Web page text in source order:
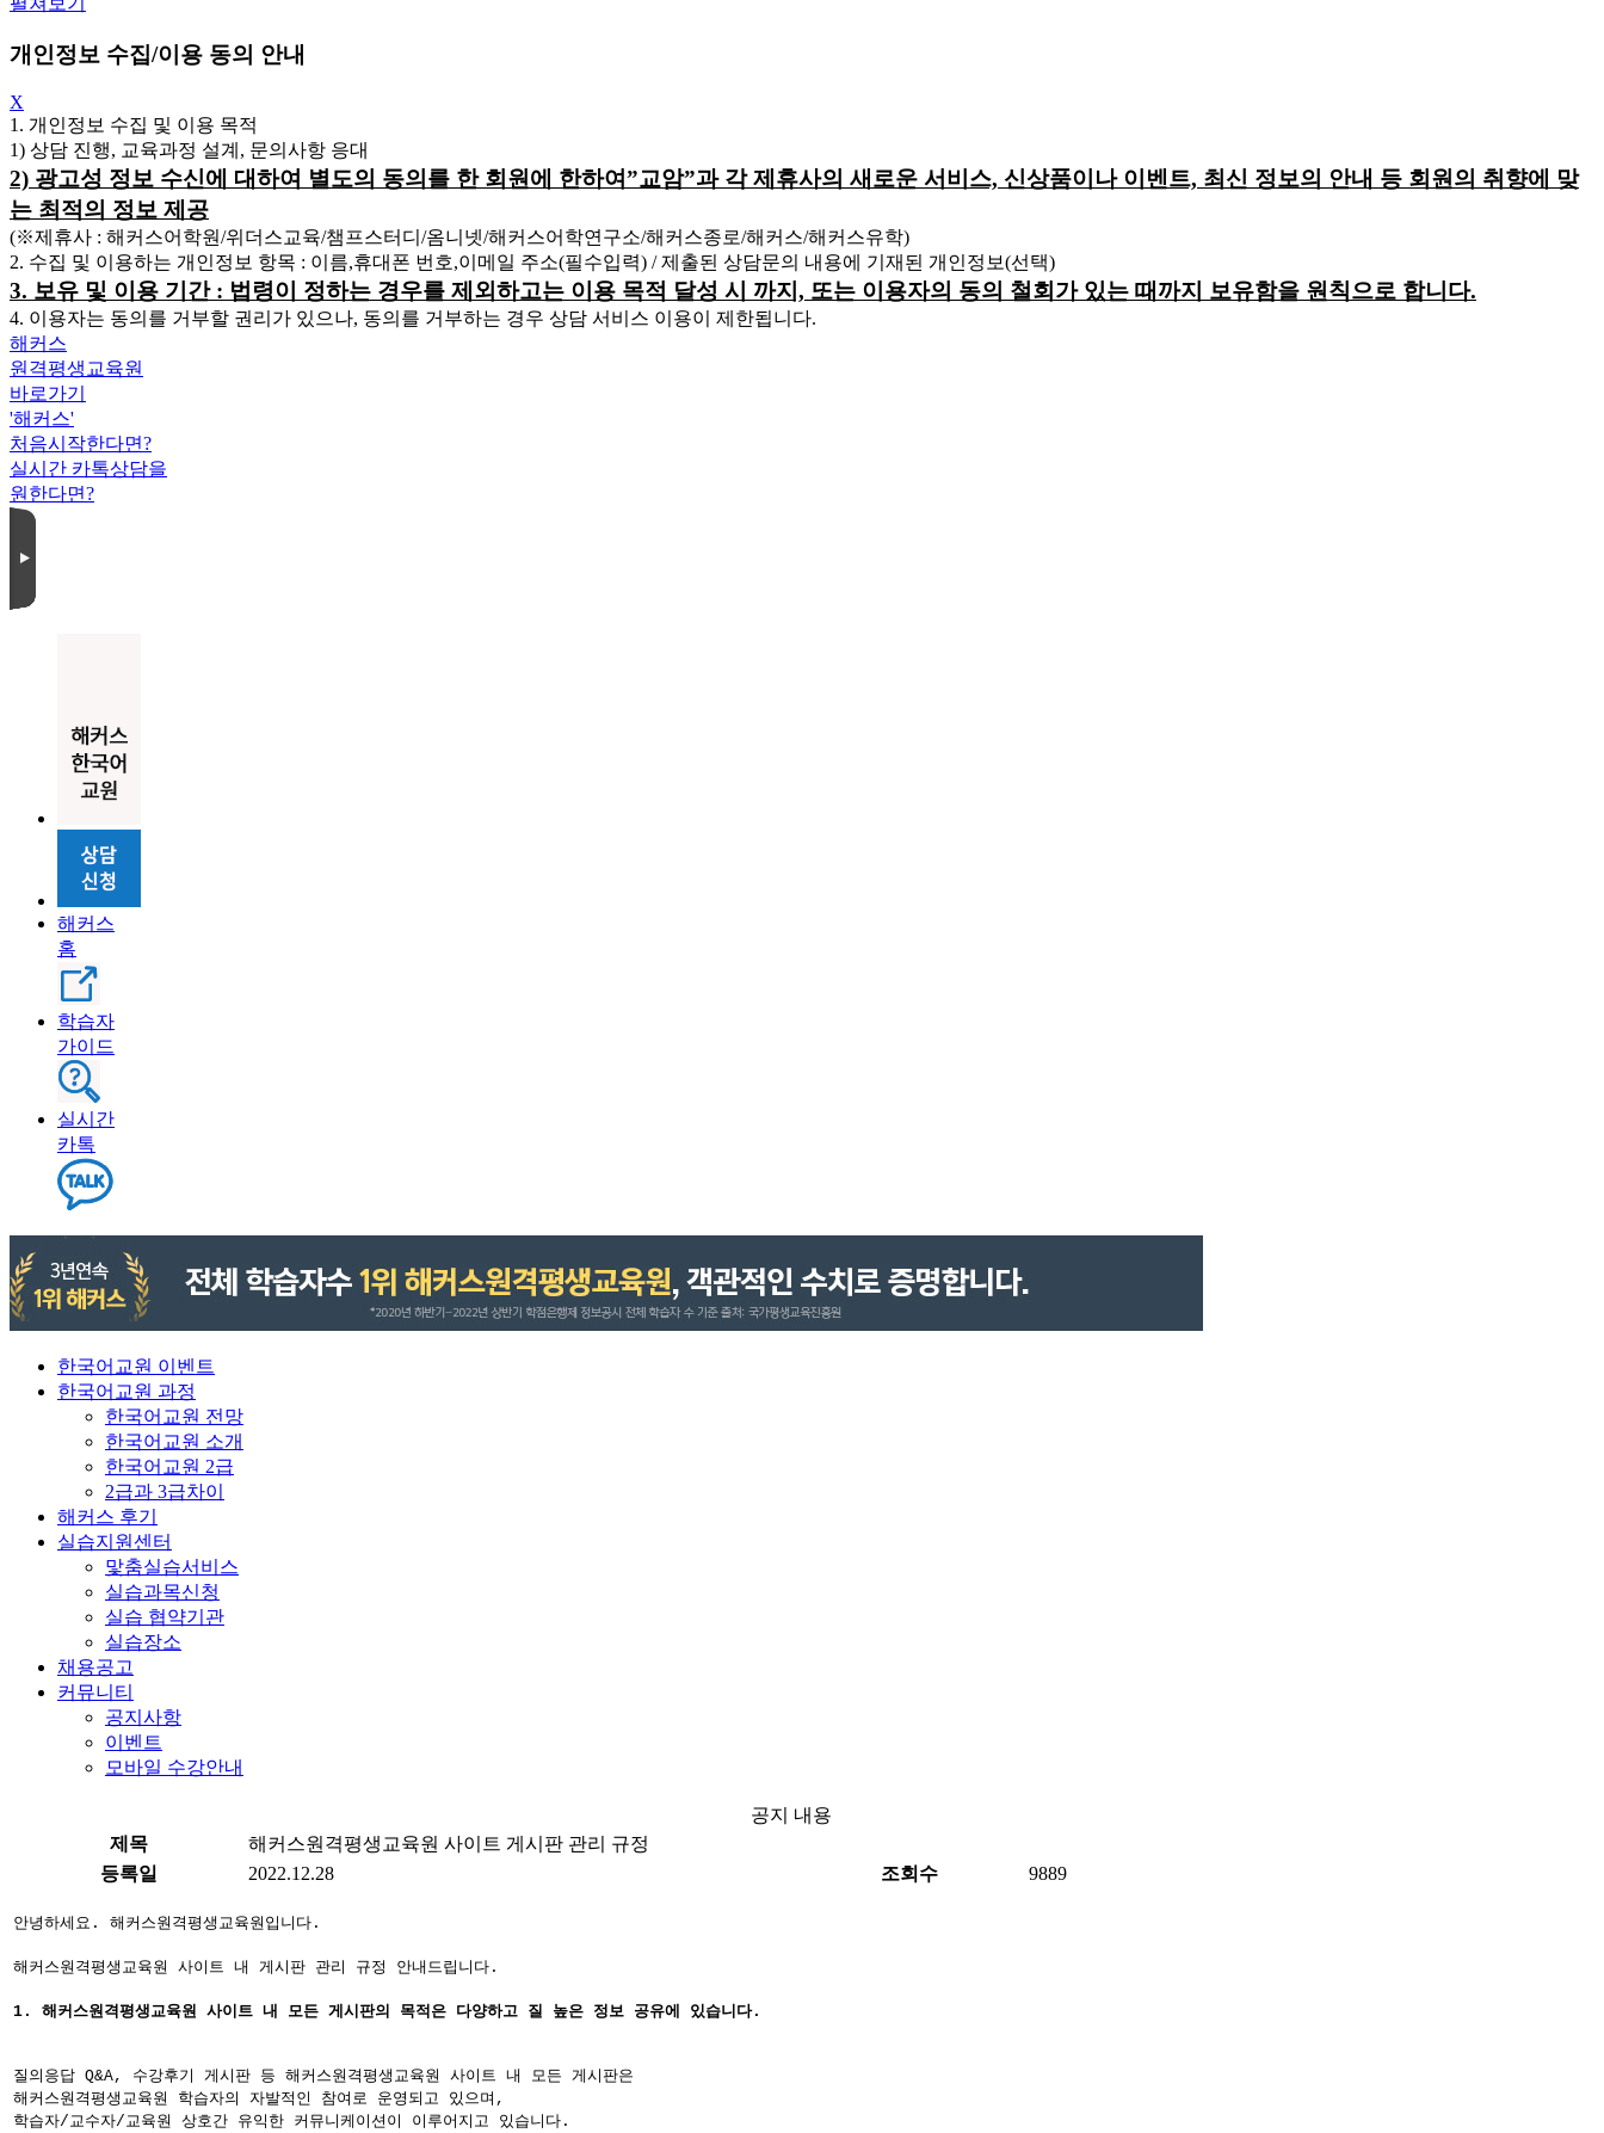
개인정보 수집/이용 동의 안내
X
1. 개인정보 수집 및 이용 목적
1) 상담 진행, 교육과정 설계, 문의사항 응대
2) 광고성 정보 수신에 대하여 별도의 동의를 한 회원에 한하여”교암”과 각 제휴사의 새로운 서비스, 신상품이나 이벤트, 최신 정보의 안내 등 회원의 취향에 맞
는 최적의 정보 제공
(※제휴사 : 해커스어학원/위더스교육/챔프스터디/옴니넷/해커스어학연구소/해커스종로/해커스/해커스유학)
2. 수집 및 이용하는 개인정보 항목 : 이름,휴대폰 번호,이메일 주소(필수입력) / 제출된 상담문의 내용에 기재된 개인정보(선택)
3. 보유 및 이용 기간 : 법령이 정하는 경우를 제외하고는 이용 목적 달성 시 까지, 또는 이용자의 동의 철회가 있는 때까지 보유함을 원칙으로 합니다.
4. 이용자는 동의를 거부할 권리가 있으나, 동의를 거부하는 경우 상담 서비스 이용이 제한됩니다.
해커스
원격평생교육원
바로가기
'해커스'
처음시작한다면?
실시간 카톡상담을
원한다면?
해커스
홈
학습자
가이드
실시간
카톡
한국어교원 이벤트
한국어교원 과정
한국어교원 전망
한국어교원 소개
한국어교원 2급
2급과 3급차이
해커스 후기
실습지원센터
맟춤실습서비스
실습과목신청
실습 협약기관
실습장소
채용공고
커뮤니티
공지사항
이벤트
모바일 수강안내
공지 내용
제목
해커스원격평생교육원 사이트 게시판 관리 규정
등록일
2022.12.28 조회수 9889
안녕하세요. 해커스원격평생교육원입니다.
해커스원격평생교육원 사이트 내 게시판 관리 규정 안내드립니다.
1. 해커스원격평생교육원 사이트 내 모든 게시판의 목적은 다양하고 질 높은 정보 공유에 있습니다.
질의응답 Q&A, 수강후기 게시판 등 해커스원격평생교육원 사이트 내 모든 게시판은
해커스원격평생교육원 학습자의 자발적인 참여로 운영되고 있으며,
학습자/교수자/교육원 상호간 유익한 커뮤니케이션이 이루어지고 있습니다.